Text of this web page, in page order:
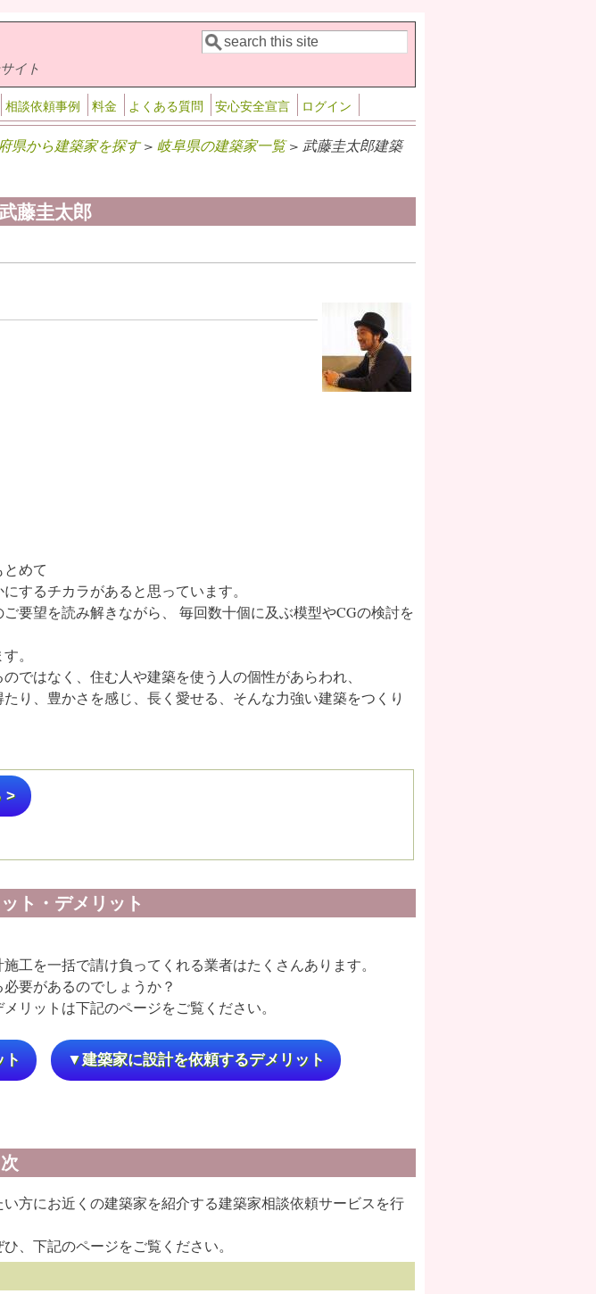
イト 検索フォーム
検索
相談依頼事例 料金 よくある質問 安心安全宣言 ログイン
県から建築家を探す> 岐阜県の建築家一覧> 武藤圭太郎建築
藤圭太郎
めて
するチカラがあると思っています。
要望を読み解きながら、 毎回数十個に及ぶ模型やCGの検討を
。
ではなく、住む人や建築を使う人の個性があらわれ、
り、豊かさを感じ、長く愛せる、そんな力強い建築をつくり
>
ト・デメリット
工を一括で請け負ってくれる業者はたくさんあります。
要があるのでしょうか？
リットは下記のページをご覧ください。
ト ▼建築家に設計を依頼するデメリット
方にお近くの建築家を紹介する建築家相談依頼サービスを行
、下記のページをご覧ください。